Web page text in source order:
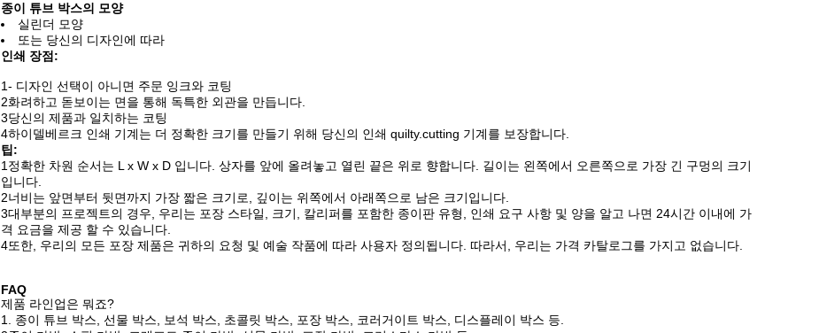
종이 튜브 박스의 모양
실린더 모양
또는 당신의 디자인에 따라
인쇄 장점:
1- 디자인 선택이 아니면 주문 잉크와 코팅
2화려하고 돋보이는 면을 통해 독특한 외관을 만듭니다.
3당신의 제품과 일치하는 코팅
4하이델베르크 인쇄 기계는 더 정확한 크기를 만들기 위해 당신의 인쇄 quilty.cutting 기계를 보장합니다.
팁:
1정확한 차원 순서는 L x W x D 입니다. 상자를 앞에 올려놓고 열린 끝은 위로 향합니다. 길이는 왼쪽에서 오른쪽으로 가장 긴 구멍의 크기
입니다.
2너비는 앞면부터 뒷면까지 가장 짧은 크기로, 깊이는 위쪽에서 아래쪽으로 남은 크기입니다.
3대부분의 프로젝트의 경우, 우리는 포장 스타일, 크기, 칼리퍼를 포함한 종이판 유형, 인쇄 요구 사항 및 양을 알고 나면 24시간 이내에 가
격 요금을 제공 할 수 있습니다.
4또한, 우리의 모든 포장 제품은 귀하의 요청 및 예술 작품에 따라 사용자 정의됩니다. 따라서, 우리는 가격 카탈로그를 가지고 없습니다.
FAQ
제품 라인업은 뭐죠?
1. 종이 튜브 박스, 선물 박스, 보석 박스, 초콜릿 박스, 포장 박스, 코러거이트 박스, 디스플레이 박스 등.